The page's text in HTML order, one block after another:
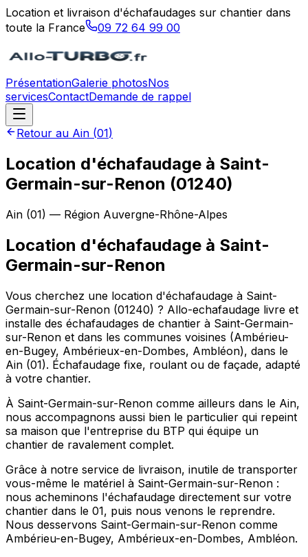
Location et livraison d'échafaudages sur chantier dans
toute la France
09 72 64 99 00
PrésentationGalerie photosNos
servicesContactDemande de rappel
Retour au Ain (01)
Location d'échafaudage à Saint-
Germain-sur-Renon (01240)
Ain (01) — Région Auvergne-Rhône-Alpes
Location d'échafaudage à Saint-
Germain-sur-Renon
Vous cherchez une location d'échafaudage à Saint-
Germain-sur-Renon (01240) ? Allo-echafaudage livre et
installe des échafaudages de chantier à Saint-Germain-
sur-Renon et dans les communes voisines (Ambérieu-
en-Bugey, Ambérieux-en-Dombes, Ambléon), dans le
Ain (01). Échafaudage fixe, roulant ou de façade, adapté
à votre chantier.
À Saint-Germain-sur-Renon comme ailleurs dans le Ain,
nous accompagnons aussi bien le particulier qui repeint
sa maison que l'entreprise du BTP qui équipe un
chantier de ravalement complet.
Grâce à notre service de livraison, inutile de transporter
vous-même le matériel à Saint-Germain-sur-Renon :
nous acheminons l'échafaudage directement sur votre
chantier dans le 01, puis nous venons le reprendre.
Nous desservons Saint-Germain-sur-Renon comme
Ambérieu-en-Bugey, Ambérieux-en-Dombes, Ambléon.